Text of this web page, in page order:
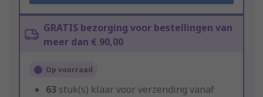
GRATIS bezorging voor bestellingen van
meer dan € 90,00
Op voorraad
63 stuk(s) klaar voor verzending vanaf